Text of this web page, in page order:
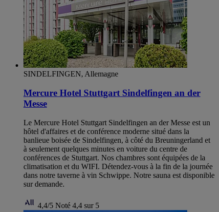
SINDELFINGEN, Allemagne
Mercure Hotel Stuttgart Sindelfingen an der
Messe
Le Mercure Hotel Stuttgart Sindelfingen an der Messe est un
hôtel d'affaires et de conférence moderne situé dans la
banlieue boisée de Sindelfingen, à côté du Breuningerland et
à seulement quelques minutes en voiture du centre de
conférences de Stuttgart. Nos chambres sont équipées de la
climatisation et du WIFI. Détendez-vous à la fin de la journée
dans notre taverne à vin Schwippe. Notre sauna est disponible
sur demande.
4,4/5 Noté 4,4 sur 5